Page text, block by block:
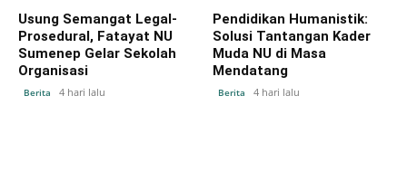
Usung Semangat Legal-
Prosedural, Fatayat NU
Sumenep Gelar Sekolah
Organisasi
Berita 4 hari lalu
Pendidikan Humanistik:
Solusi Tantangan Kader
Muda NU di Masa
Mendatang
Berita 4 hari lalu